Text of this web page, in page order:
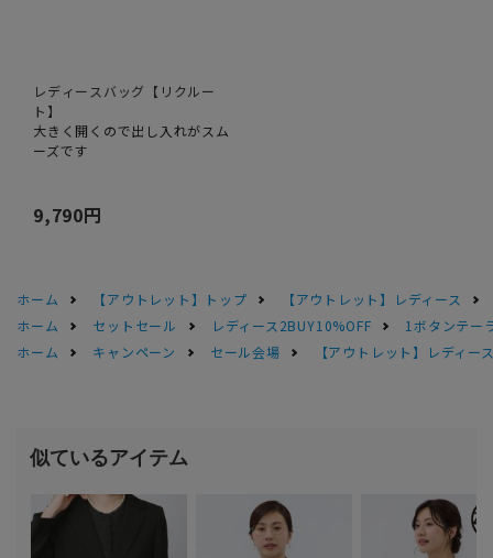
レディースバッグ【リクルー
ト】
大きく開くので出し入れがスム
ーズです
9,790円
ホーム 【アウトレット】トップ
【アウトレット】レディース
ホーム
セットセール レディース2BUY10%OFF
1ボタンテー
ホーム
キャンペーン セール会場 【アウトレット】レディー